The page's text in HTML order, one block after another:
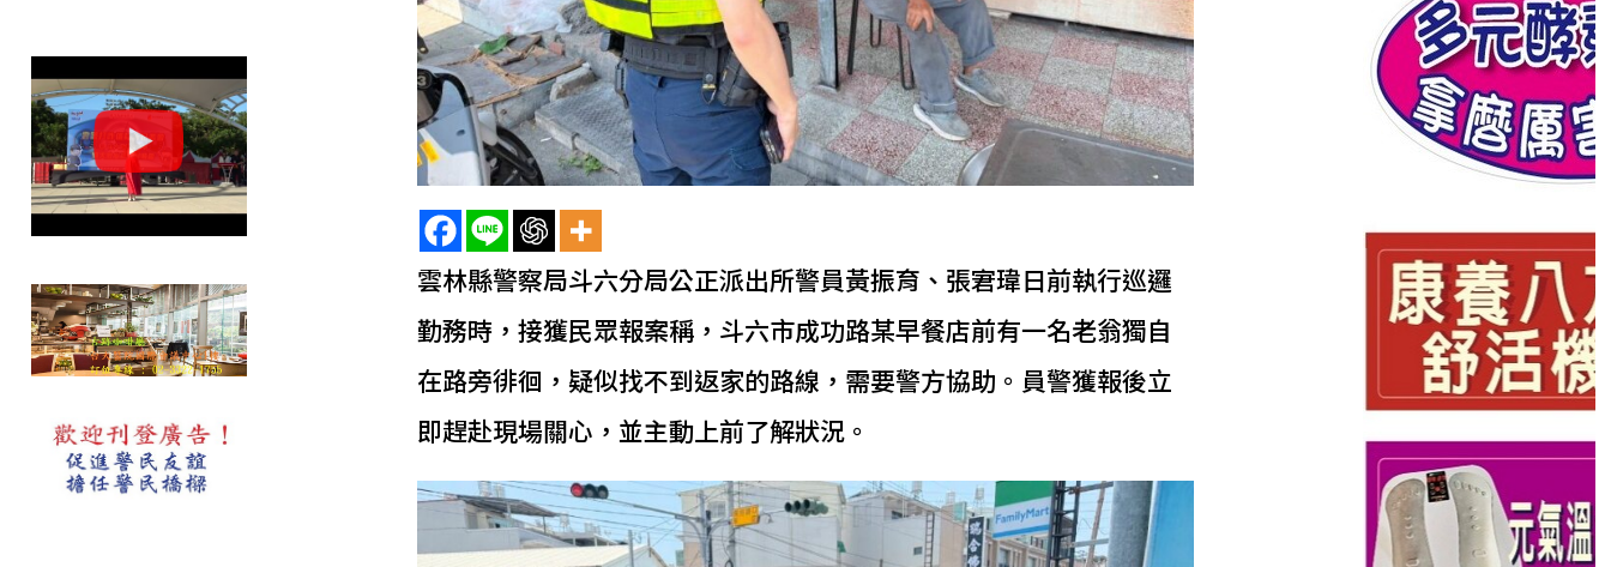
雲林縣警察局斗六分局公正派出所警員黃振育、張宭瑋日前執行巡邏
勤務時，接獲民眾報案稱，斗六市成功路某早餐店前有一名老翁獨自
在路旁徘徊，疑似找不到返家的路線，需要警方協助。員警獲報後立
即趕赴現場關心，並主動上前了解狀況。